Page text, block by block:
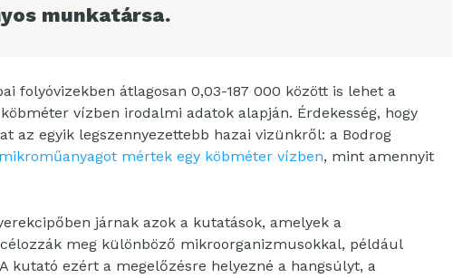
munkatársa.
folyóvizekben átlagosan 0,03-187 000 között is lehet a
vízben irodalmi adatok alapján. Érdekesség, hogy
az egyik legszennyezettebb hazai vizünkről: a Bodrog
mértek egy köbméter vízben, mint amennyit
járnak azok a kutatások, amelyek a
meg különböző mikroorganizmusokkal, például
kutató ezért a megelőzésre helyezné a hangsúlyt, a